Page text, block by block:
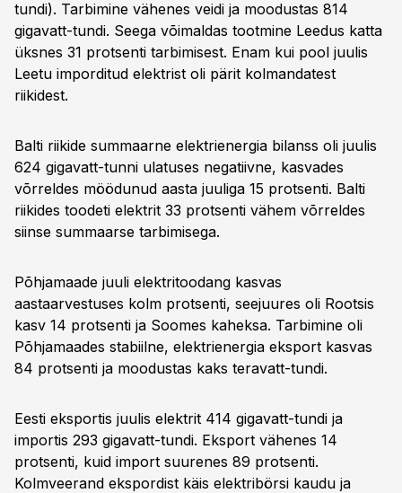
tundi). Tarbimine vähenes veidi ja moodustas 814
gigavatt-tundi. Seega võimaldas tootmine Leedus katta
üksnes 31 protsenti tarbimisest. Enam kui pool juulis
Leetu imporditud elektrist oli pärit kolmandatest
riikidest.
Balti riikide summaarne elektrienergia bilanss oli juulis
624 gigavatt-tunni ulatuses negatiivne, kasvades
võrreldes möödunud aasta juuliga 15 protsenti. Balti
riikides toodeti elektrit 33 protsenti vähem võrreldes
siinse summaarse tarbimisega.
Põhjamaade juuli elektritoodang kasvas
aastaarvestuses kolm protsenti, seejuures oli Rootsis
kasv 14 protsenti ja Soomes kaheksa. Tarbimine oli
Põhjamaades stabiilne, elektrienergia eksport kasvas
84 protsenti ja moodustas kaks teravatt-tundi.
Eesti eksportis juulis elektrit 414 gigavatt-tundi ja
importis 293 gigavatt-tundi. Eksport vähenes 14
protsenti, kuid import suurenes 89 protsenti.
Kolmveerand ekspordist käis elektribörsi kaudu ja